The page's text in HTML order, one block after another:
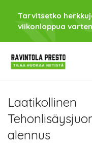
Tarvitsetko
viikonloppua
Laatikollinen
alennus